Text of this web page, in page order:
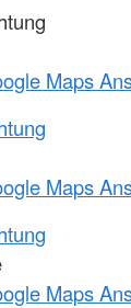
Maps
Maps
Maps